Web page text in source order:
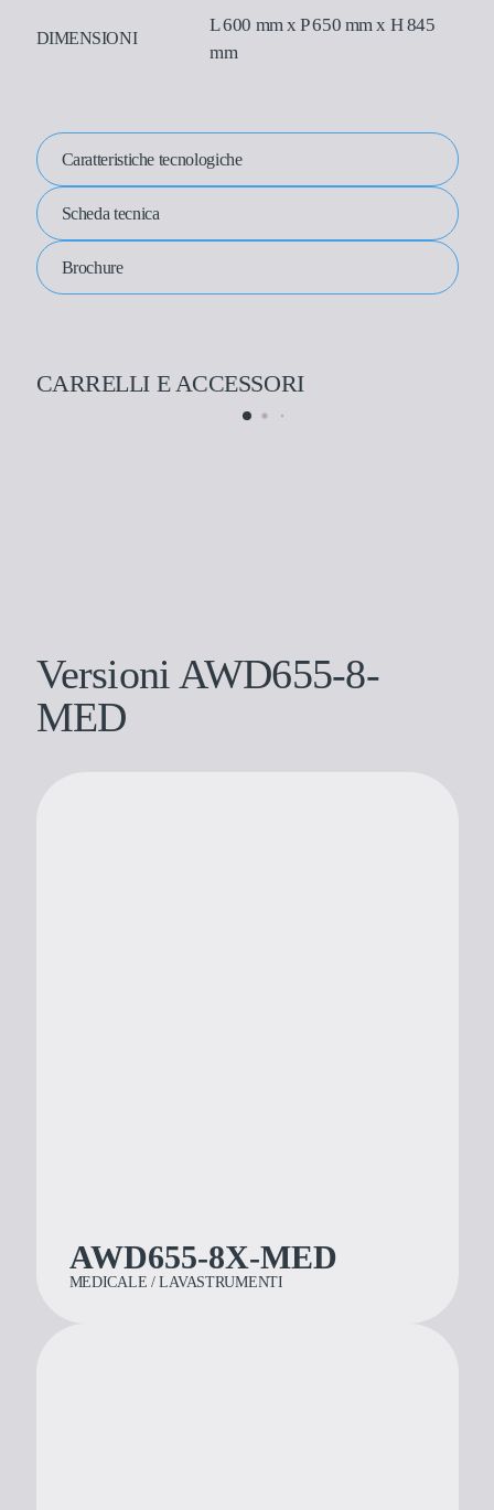
DIMENSIONI
L 600 mm x P 650 mm x H 845
mm
Caratteristiche tecnologiche
Scheda tecnica
Brochure
CARRELLI E ACCESSORI
Versioni AWD655-8-
MED
AWD655-8X-MED
MEDICALE / LAVASTRUMENTI